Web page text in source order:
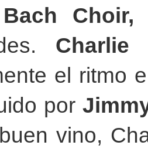
Bach
Charlie
el ritmo
por
vino,